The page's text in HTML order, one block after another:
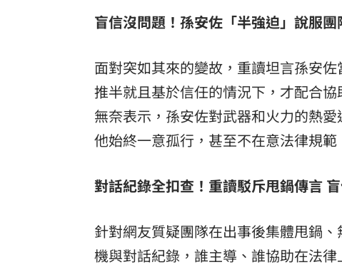
盲信沒問題！孫安佐「半強迫」說服
面對突如其來的變故，重讀坦言孫安
推半就且基於信任的情況下，才配合
無奈表示，孫安佐對武器和火力的熱
他始終一意孤行，甚至不在意法律規
對話紀錄全扣查！重讀駁斥甩鍋傳言
針對網友質疑團隊在出事後集體甩鍋
機與對話紀錄，誰主導、誰協助在法